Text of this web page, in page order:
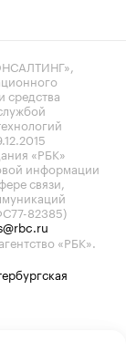
средства
«РБК»
информации
связи,
82385)
«РБК».